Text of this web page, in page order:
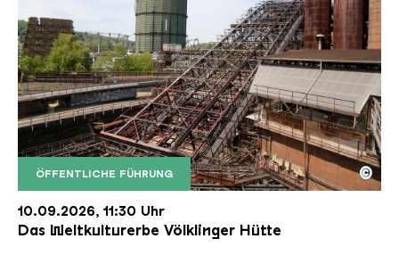
ÖFFENTLICHE FÜHRUNG
Der Erzschrägaufzug der Völklinger Hütte mit
Copyright: Weltkulturerbe Völklinger Hütte | Karl
©
10.09.2026, 11:30 Uhr
Das Weltkulturerbe Völklinger Hütte